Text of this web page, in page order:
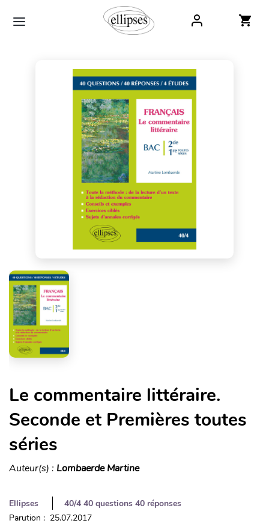
Le commentaire littéraire.
Seconde et Premières toutes
séries
Auteur(s) : Lombaerde Martine
Ellipses
40/4 40 questions 40 réponses
Parution : 25.07.2017